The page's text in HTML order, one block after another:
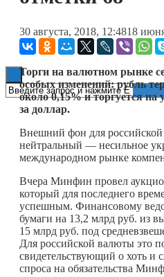
Книги
30 августа, 2018, 12:4818
Торги на валютном рынке
особых изменений: рубль
около 0,15% и торгуется на
за доллар.
Внешний фон для
нейтральный — несильное
международном рынке
Вчера Минфин провел
который для последнего
успешным. Финансовому
бумаги на 13,2 млрд руб. из
15 млрд руб. под
Для российской валюты это
свидетельствующий о хоть и
спроса на обязательства